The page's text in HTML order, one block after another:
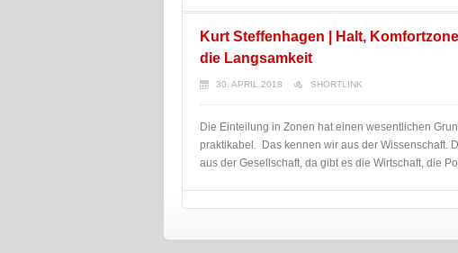
Kurt Steffenhagen | Halt,
die Langsamkeit
30. APRIL 2018 SHORTLINK
Die Einteilung in Zonen hat einen wesentlichen
praktikabel. Das kennen wir aus der Wissenschaft.
aus der Gesellschaft, da gibt es die Wirtschaft, die